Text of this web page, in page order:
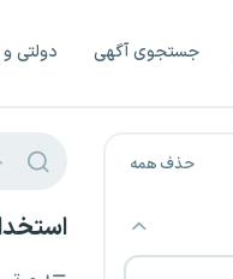
جستجوی آگهی دولتی
حذف همه